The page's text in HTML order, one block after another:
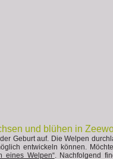
und blühen in
Geburt auf. Die Welpen
entwickeln können.
eines Welpen“. Nachfolgend